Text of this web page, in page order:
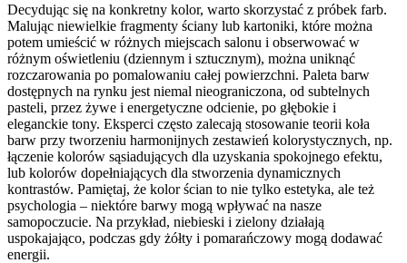
Decydując się na konkretny kolor, warto skorzystać z próbek farb.
Malując niewielkie fragmenty ściany lub kartoniki, które można
potem umieścić w różnych miejscach salonu i obserwować w
różnym oświetleniu (dziennym i sztucznym), można uniknąć
rozczarowania po pomalowaniu całej powierzchni. Paleta barw
dostępnych na rynku jest niemal nieograniczona, od subtelnych
pasteli, przez żywe i energetyczne odcienie, po głębokie i
eleganckie tony. Eksperci często zalecają stosowanie teorii koła
barw przy tworzeniu harmonijnych zestawień kolorystycznych, np.
łączenie kolorów sąsiadujących dla uzyskania spokojnego efektu,
lub kolorów dopełniających dla stworzenia dynamicznych
kontrastów. Pamiętaj, że kolor ścian to nie tylko estetyka, ale też
psychologia – niektóre barwy mogą wpływać na nasze
samopoczucie. Na przykład, niebieski i zielony działają
uspokajająco, podczas gdy żółty i pomarańczowy mogą dodawać
energii.